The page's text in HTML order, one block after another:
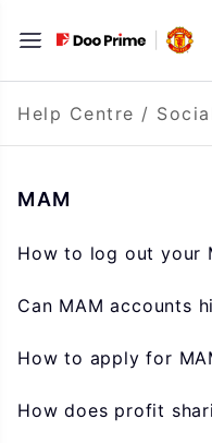
content
Help Centre /
MAM
How to log out your
Can MAM accounts
How to apply for
How does profit